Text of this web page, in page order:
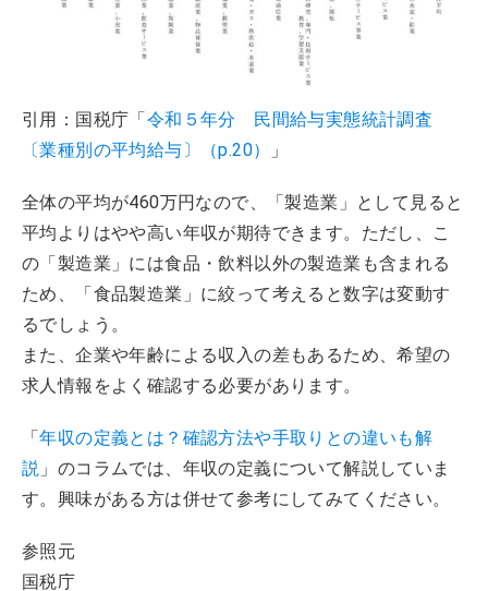
引用：国税庁「令和５年分 民間給与実態統計調査
〔業種別の平均給与〕（p.20）
」
全体の平均が460万円なので、「製造業」として見ると
平均よりはやや高い年収が期待できます。ただし、こ
の「製造業」には食品・飲料以外の製造業も含まれる
ため、「食品製造業」に絞って考えると数字は変動す
るでしょう。
また、企業や年齢による収入の差もあるため、希望の
求人情報をよく確認する必要があります。
「年収の定義とは？確認方法や手取りとの違いも解
説 」のコラムでは、年収の定義について解説していま
す。興味がある方は併せて参考にしてみてください。
参照元
国税庁